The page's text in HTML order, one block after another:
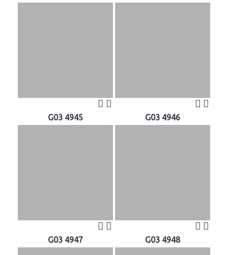
G03 4945 G03 4946
G03 4947 G03 4948